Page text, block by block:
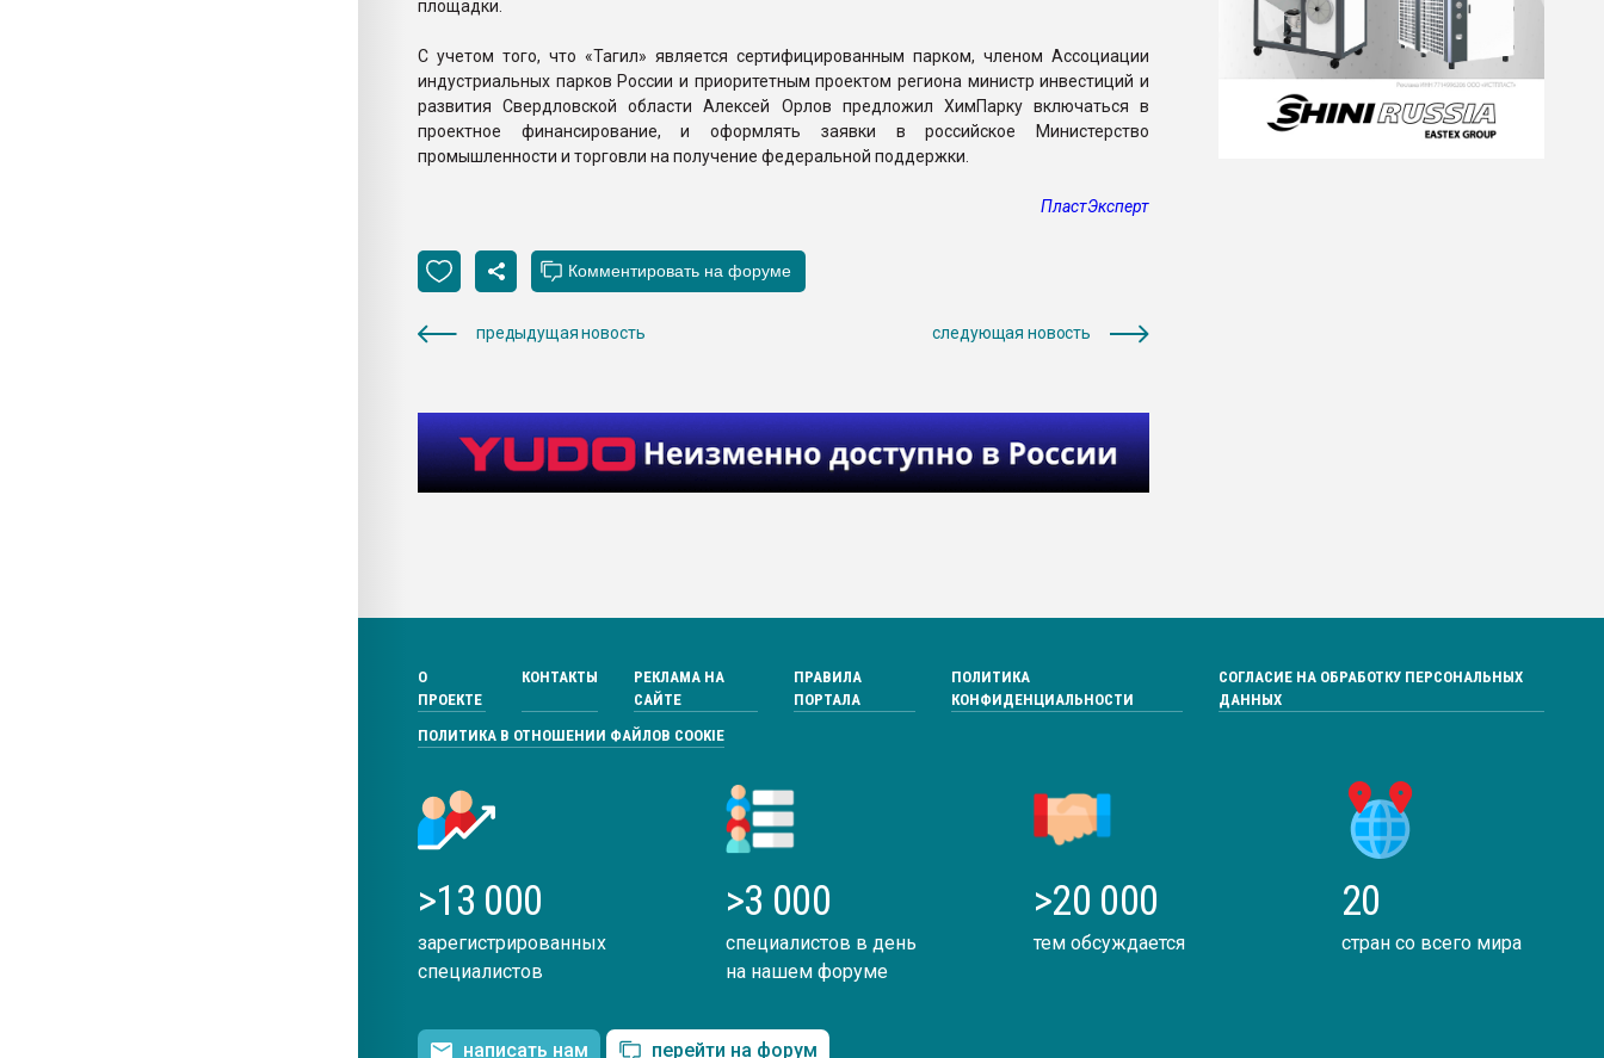
площадки.
С учетом того, что «Тагил» является сертифицированным парком, членом Ассоциации
индустриальных парков России и приоритетным проектом региона министр инвестиций и
развития Свердловской области Алексей Орлов предложил ХимПарку включаться в
проектное финансирование, и оформлять заявки в российское Министерство
промышленности и торговли на получение федеральной поддержки.
ПластЭксперт
предыдущая новость следующая новость
О
ПРОЕКТЕ
КОНТАКТЫ
РЕКЛАМА НА
САЙТЕ
ПРАВИЛА
ПОРТАЛА
ПОЛИТИКА
КОНФИДЕНЦИАЛЬНОСТИ
СОГЛАСИЕ НА ОБРАБОТКУ ПЕРСОНАЛЬНЫХ
ДАННЫХ
ПОЛИТИКА В ОТНОШЕНИИ ФАЙЛОВ COOKIE
>13 000
зарегистрированных
специалистов
>3 000
специалистов в день
на нашем форуме
>20 000
тем обсуждается
20
стран со всего мира
написать нам перейти на форум